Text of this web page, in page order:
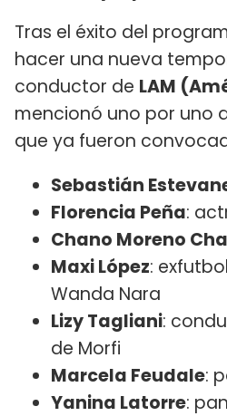
Tras el éxito del
hacer una nueva
conductor de LAM
mencionó uno por uno
que ya fueron
Sebastián
Florencia Peña:
Chano Moreno
Maxi López:
Wanda Nara
Lizy Tagliani:
de Morfi
Marcela Feudale:
Yanina Latorre: